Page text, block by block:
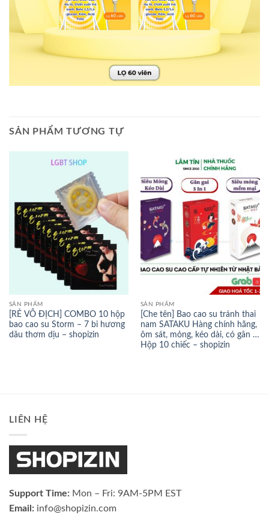
SẢN PHẨM TƯƠNG TỰ
SẢN PHẨM
[RẺ VÔ ĐỊCH] COMBO 10 hộp
bao cao su Storm – 7 bi hương
dâu thơm dịu – shopizin
SẢN PHẨM
[Che tên] Bao cao su tránh thai
nam SATAKU Hàng chính hãng,
ôm sát, mỏng, kéo dài, có gân …
Hộp 10 chiếc – shopizin
LIÊN HỆ
Support Time: Mon – Fri: 9AM-5PM EST
Email: info@shopizin.com